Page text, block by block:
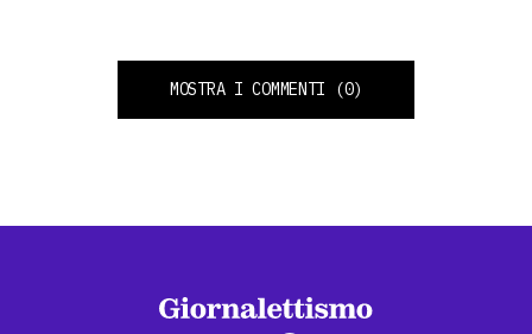
MOSTRA I COMMENTI (0)